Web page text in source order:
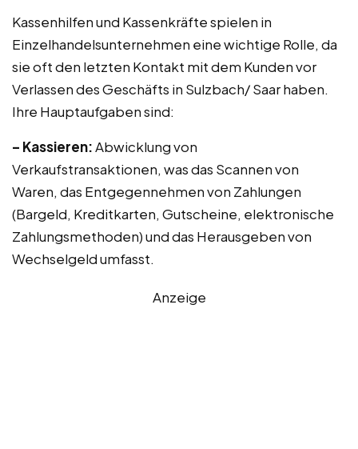
Kassenhilfen und Kassenkräfte spielen in
Einzelhandelsunternehmen eine wichtige Rolle, da
sie oft den letzten Kontakt mit dem Kunden vor
Verlassen des Geschäfts in Sulzbach/ Saar haben.
Ihre Hauptaufgaben sind:
– Kassieren:Abwicklung von
Verkaufstransaktionen, was das Scannen von
Waren, das Entgegennehmen von Zahlungen
(Bargeld, Kreditkarten, Gutscheine, elektronische
Zahlungsmethoden) und das Herausgeben von
Wechselgeld umfasst.
Anzeige